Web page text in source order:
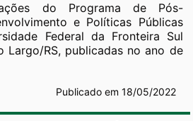
do Programa de Pós-
e Políticas Públicas
Federal da Fronteira Sul
Largo/RS, publicadas no ano de
Publicado em 18/05/2022